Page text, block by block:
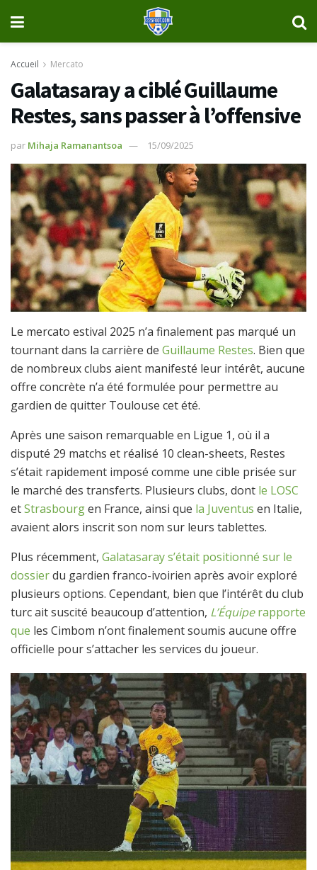
Accueil Mercato
Galatasaray a ciblé Guillaume
Restes, sans passer à l’offensive
par Mihaja Ramanantsoa 15/09/2025
Le mercato estival 2025 n’a finalement pas marqué un
tournant dans la carrière de Guillaume Restes. Bien que
de nombreux clubs aient manifesté leur intérêt, aucune
offre concrète n’a été formulée pour permettre au
gardien de quitter Toulouse cet été.
Après une saison remarquable en Ligue 1, où il a
disputé 29 matchs et réalisé 10 clean-sheets, Restes
s’était rapidement imposé comme une cible prisée sur
le marché des transferts. Plusieurs clubs, dont le LOSC
etStrasbourgen France, ainsi que la Juventus en Italie,
avaient alors inscrit son nom sur leurs tablettes.
Plus récemment, Galatasaray s’était positionné sur le
dossierdu gardien franco-ivoirien après avoir exploré
plusieurs options. Cependant, bien que l’intérêt du club
turc ait suscité beaucoup d’attention, L’Équiperapporte
que les Cimbom n’ont finalement soumis aucune offre
officielle pour s’attacher les services du joueur.